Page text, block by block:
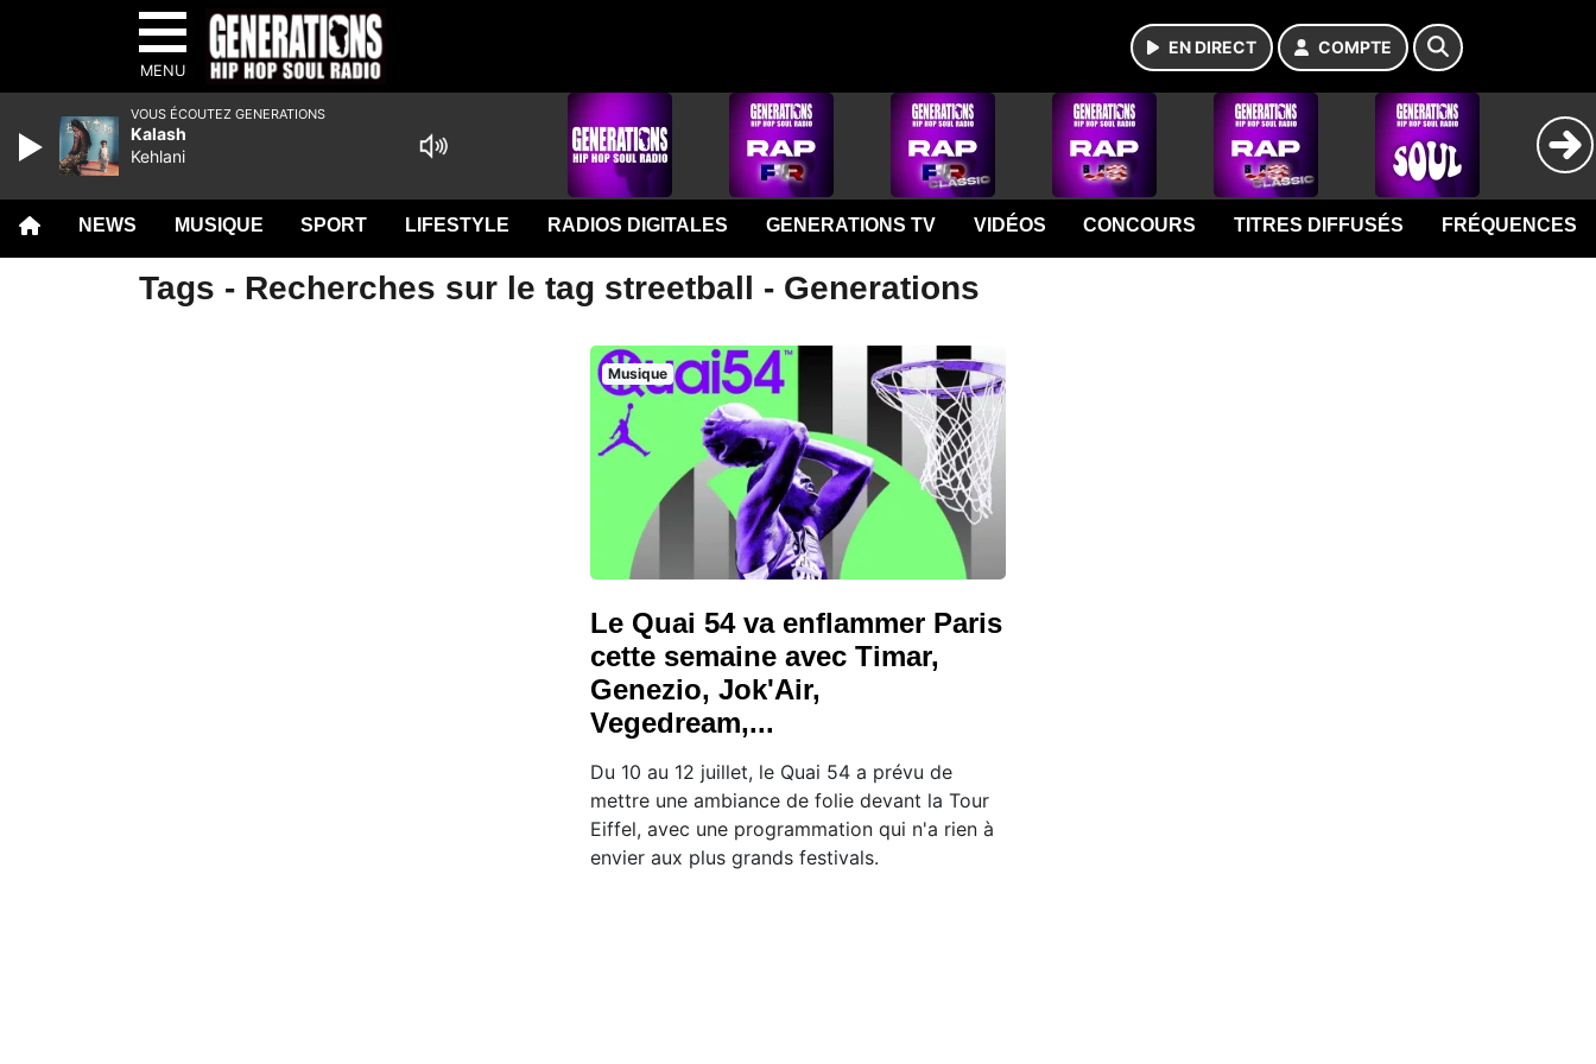
MENU
EN DIRECT COMPTE
NEWS MUSIQUE SPORT LIFESTYLE RADIOS DIGITALES GENERATIONS TV VIDÉOS CONCOURS TITRES DIFFUSÉS FRÉQUENCES
Tags - Recherches sur le tag streetball - Generations
Musique
Le Quai 54 va enflammer Paris
cette semaine avec Timar,
Genezio, Jok'Air,
Vegedream,...
Du 10 au 12 juillet, le Quai 54 a prévu de
mettre une ambiance de folie devant la Tour
Eiffel, avec une programmation qui n'a rien à
envier aux plus grands festivals.
VOUS ÉCOUTEZ GENERATIONS
Kalash
Kehlani